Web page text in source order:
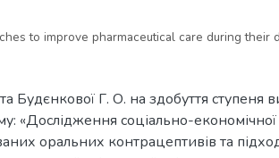
to improve pharmaceutical care during their
Будєнкової Г. О. на здобуття ступеня
«Дослідження соціально-економічної
оральних контрацептивів та